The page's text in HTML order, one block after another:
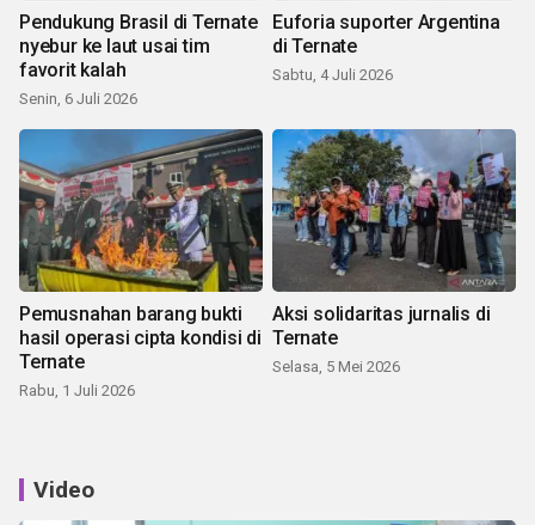
Pendukung Brasil di Ternate
nyebur ke laut usai tim
favorit kalah
Senin, 6 Juli 2026
Euforia suporter Argentina
di Ternate
Sabtu, 4 Juli 2026
Pemusnahan barang bukti
hasil operasi cipta kondisi di
Ternate
Rabu, 1 Juli 2026
Aksi solidaritas jurnalis di
Ternate
Selasa, 5 Mei 2026
Video